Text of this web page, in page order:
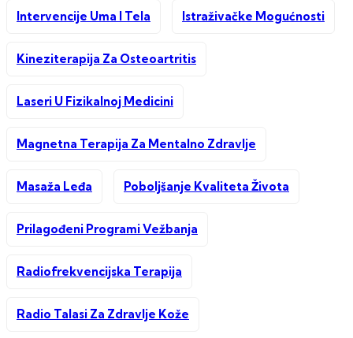
Intervencije Uma I Tela Istraživačke Mogućnosti
Kineziterapija Za Osteoartritis
Laseri U Fizikalnoj Medicini
Magnetna Terapija Za Mentalno Zdravlje
Masaža Leđa Poboljšanje Kvaliteta Života
Prilagođeni Programi Vežbanja
Radiofrekvencijska Terapija
Radio Talasi Za Zdravlje Kože